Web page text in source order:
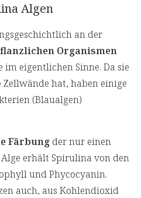
Algen
an der
Organismen
eigentlichen Sinne. Da sie
hat, haben einige
(Blaualgen)
Färbung der nur einen
erhält Spirulina von den
und Phycocyanin.
auch, aus Kohlendioxid